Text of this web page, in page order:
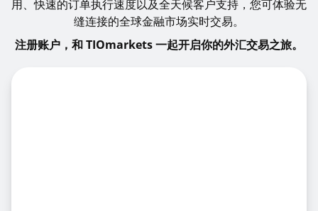
用、快速的订单执行速度以及全天候客户支持，您可体验无
缝连接的全球金融市场实时交易。
注册账户，和 TIOmarkets 一起开启你的外汇交易之旅。